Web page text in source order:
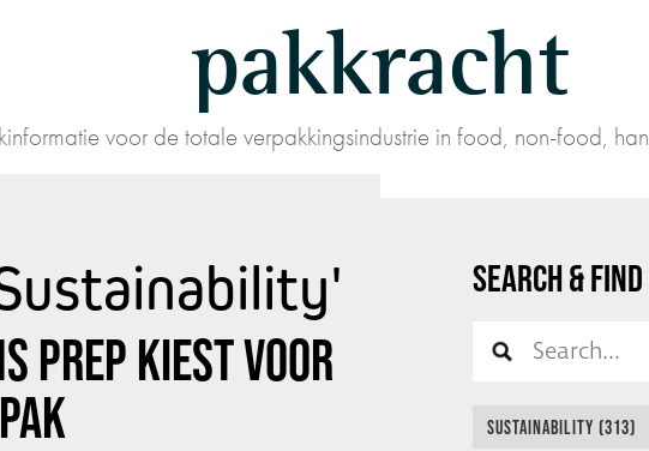
pakkracht
voor de totale verpakkingsindustrie in food, non-food,
PREP KIEST VOOR
SEARCH & FIND
SUSTAINABILITY (313)